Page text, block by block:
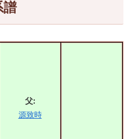
譜
父:
源致時